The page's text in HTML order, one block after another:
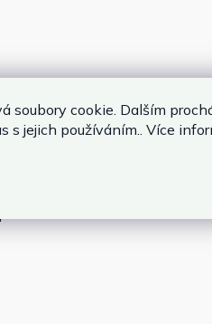
soubory cookie. Dalším
s jejich používáním.. Více